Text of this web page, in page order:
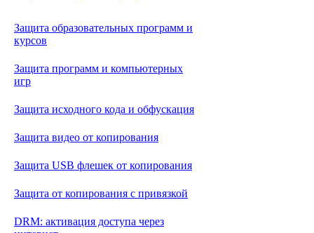
Защита образовательных программ и
курсов
Защита программ и компьютерных
игр
Защита исходного кода и обфускация
Защита видео от копирования
Защита USB флешек от копирования
Защита от копирования с привязкой
DRM: активация доступа через